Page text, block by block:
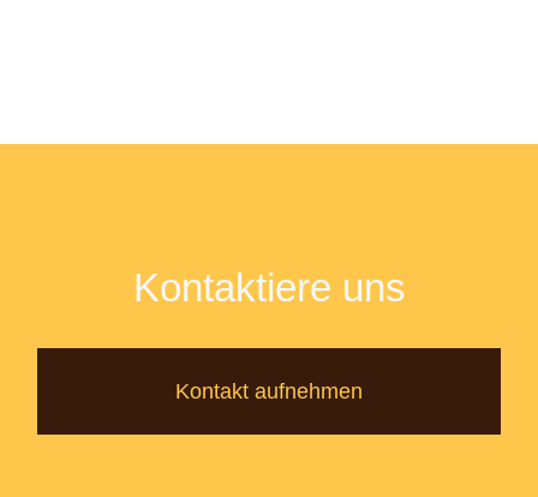
Kontaktiere uns
Kontakt aufnehmen